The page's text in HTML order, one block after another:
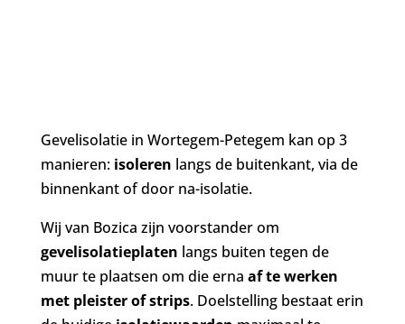
Gevelisolatie in Wortegem-Petegem kan op 3
manieren: isoleren langs de buitenkant, via de
binnenkant of door na-isolatie.
Wij van Bozica zijn voorstander om
gevelisolatieplaten langs buiten tegen de
muur te plaatsen om die erna af te werken
met pleister of strips. Doelstelling bestaat erin